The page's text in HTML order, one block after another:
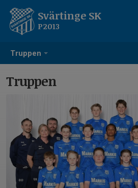
Truppen
Svärtinge SK
P2013
Truppen